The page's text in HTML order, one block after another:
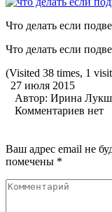
Что делать если
Что делать если
(Visited 38 times, 1
27 июля 2015
Автор: Ирина
Комментариев нет
Ваш адрес email не
помечены *
Комментарий